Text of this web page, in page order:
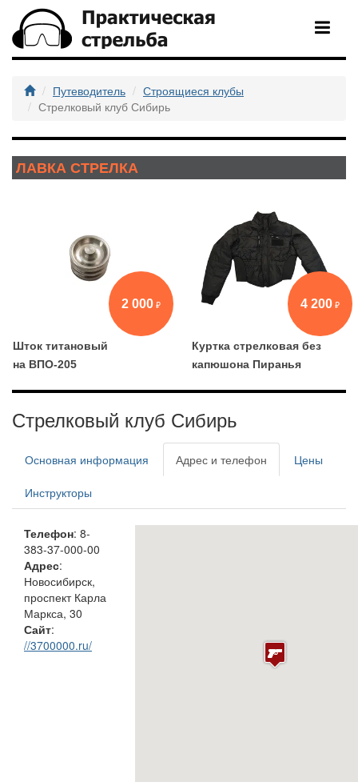
Путеводитель
Строящиеся клубы
Стрелковый клуб Сибирь
ЛАВКА СТРЕЛКА
2 000
Шток титановый
на ВПО-205
4 200
Куртка стрелковая без
капюшона Пиранья
Стрелковый клуб Сибирь
Основная информация Адрес и телефон Цены
Инструкторы
Телефон: 8-
383-37-000-00
Адрес:
Новосибирск,
проспект Карла
Маркса, 30
Сайт:
//3700000.ru/